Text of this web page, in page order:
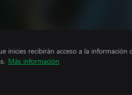
inicies recibirán acceso a la
Más información